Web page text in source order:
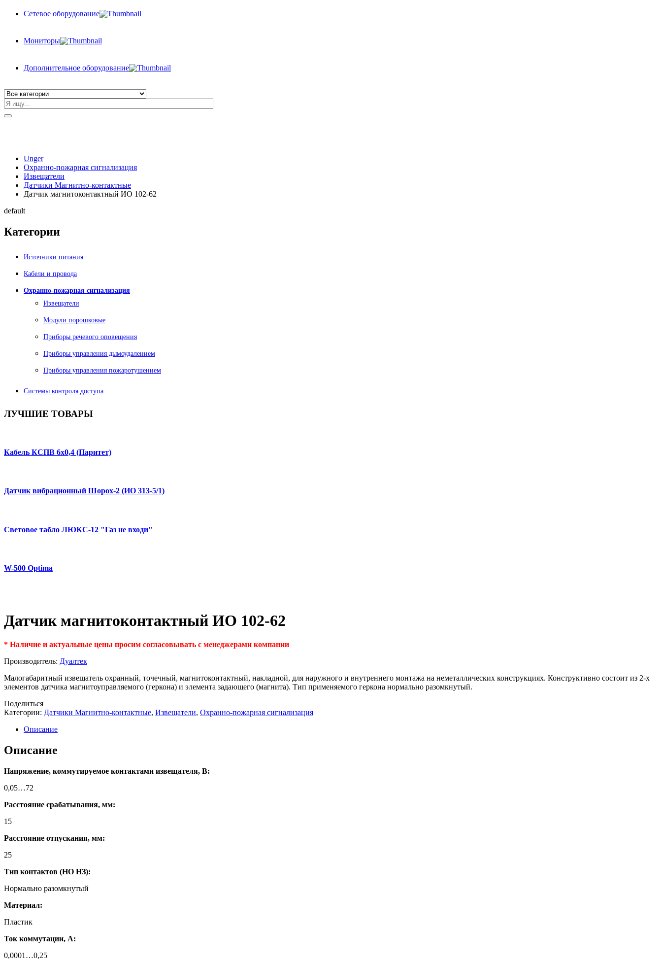
Сетевое оборудование
Мониторы
Дополнительное оборудование
Unger
Охранно-пожарная сигнализация
Извещатели
Датчики Магнитно-контактные
Датчик магнитоконтактный ИО 102-62
default
Категории
Источники питания
Кабели и провода
Охранно-пожарная сигнализация
Извещатели
Модули порошковые
Приборы речевого оповещения
Приборы управления дымоудалением
Приборы управления пожаротушением
Системы контроля доступа
ЛУЧШИЕ ТОВАРЫ
Кабель КСПВ 6х0,4 (Паритет)
Датчик вибрационный Шорох-2 (ИО 313-5/1)
Световое табло ЛЮКС-12 "Газ не входи"
W-500 Optima
Датчик магнитоконтактный ИО 102-62
* Наличие и актуальные цены просим согласовывать с менеджерами компании
Производитель: Дуалтек
Малогабаритный извещатель охранный, точечный, магнитоконтактный, накладной, для наружного и внутреннего монтажа на неметаллических конструкциях. Конструктивно состоит из 2-х
элементов датчика магнитоуправляемого (геркона) и элемента задающего (магнита). Тип применяемого геркона нормально разомкнутый.
Поделиться
Категории: Датчики Магнитно-контактные, Извещатели, Охранно-пожарная сигнализация
Описание
Описание
Напряжение, коммутируемое контактами извещателя, В:
0,05…72
Расстояние срабатывания, мм:
15
Расстояние отпускания, мм:
25
Тип контактов (НО НЗ):
Нормально разомкнутый
Материал:
Пластик
Ток коммутации, А:
0,0001…0,25